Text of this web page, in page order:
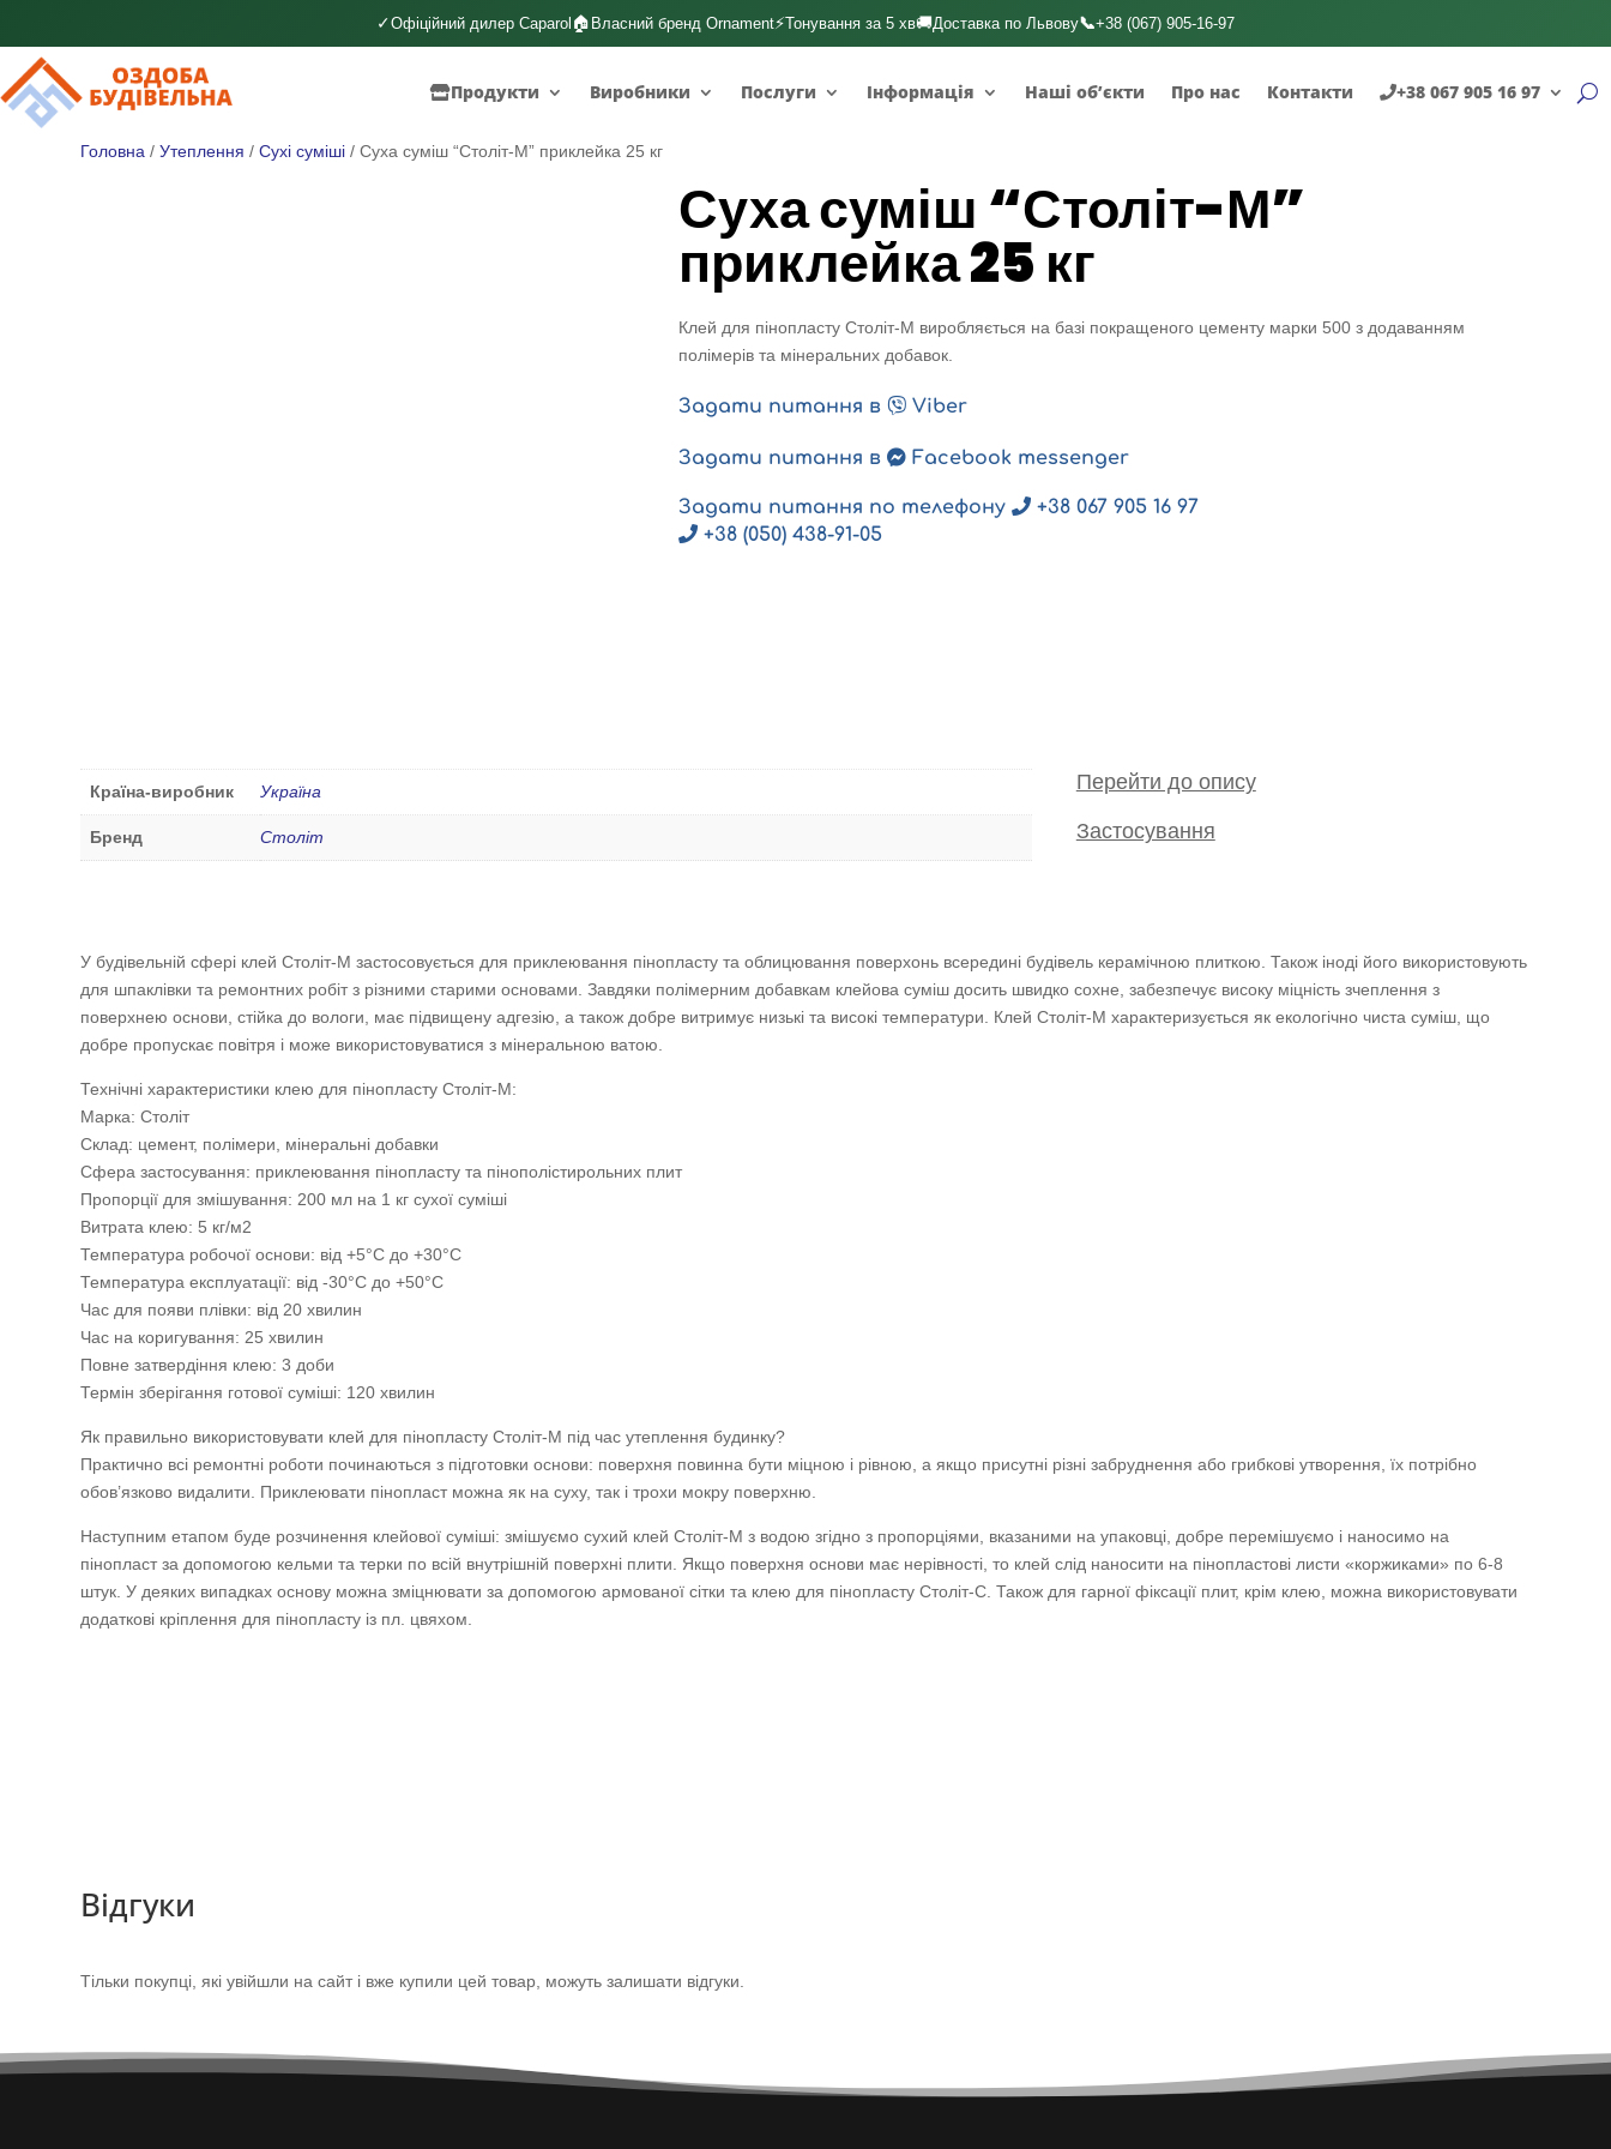
✓Офіційний дилер Caparol 🏠 Власний бренд Ornament⚡Тонування за 5 хв🚚Доставка по Львову📞+38 (067) 905-16-97
Продукти Виробники Послуги Інформація Наші об’єкти Про нас Контакти +38 067 905 16 97
Головна /Утеплення /Сухі суміші / Суха суміш “Століт-М” приклейка 25 кг
Суха суміш “Століт-М”
приклейка 25 кг
Клей для пінопласту Століт-М виробляється на базі покращеного цементу марки 500 з додаванням
полімерів та мінеральних добавок.
Задати питання в Viber
Задати питання в Facebook messenger
Задати питання по телефону
+38 067 905 16 97
+38 (050) 438-91-05
Країна-виробник Україна
Бренд Століт
Перейти до опису
Застосування
У будівельній сфері клей Століт-М застосовується для приклеювання пінопласту та облицювання поверхонь всередині будівель керамічною плиткою. Також іноді його використовують
для шпаклівки та ремонтних робіт з різними старими основами. Завдяки полімерним добавкам клейова суміш досить швидко сохне, забезпечує високу міцність зчеплення з
поверхнею основи, стійка до вологи, має підвищену адгезію, а також добре витримує низькі та високі температури. Клей Століт-М характеризується як екологічно чиста суміш, що
добре пропускає повітря і може використовуватися з мінеральною ватою.
Технічні характеристики клею для пінопласту Століт-М:
Марка: Століт
Склад: цемент, полімери, мінеральні добавки
Сфера застосування: приклеювання пінопласту та пінополістирольних плит
Пропорції для змішування: 200 мл на 1 кг сухої суміші
Витрата клею: 5 кг/м2
Температура робочої основи: від +5°С до +30°С
Температура експлуатації: від -30°С до +50°С
Час для появи плівки: від 20 хвилин
Час на коригування: 25 хвилин
Повне затвердіння клею: 3 доби
Термін зберігання готової суміші: 120 хвилин
Як правильно використовувати клей для пінопласту Століт-М під час утеплення будинку?
Практично всі ремонтні роботи починаються з підготовки основи: поверхня повинна бути міцною і рівною, а якщо присутні різні забруднення або грибкові утворення, їх потрібно
обов’язково видалити. Приклеювати пінопласт можна як на суху, так і трохи мокру поверхню.
Наступним етапом буде розчинення клейової суміші: змішуємо сухий клей Століт-М з водою згідно з пропорціями, вказаними на упаковці, добре перемішуємо і наносимо на
пінопласт за допомогою кельми та терки по всій внутрішній поверхні плити. Якщо поверхня основи має нерівності, то клей слід наносити на пінопластові листи «коржиками» по 6-8
штук. У деяких випадках основу можна зміцнювати за допомогою армованої сітки та клею для пінопласту Століт-С. Також для гарної фіксації плит, крім клею, можна використовувати
додаткові кріплення для пінопласту із пл. цвяхом.
Відгуки
Тільки покупці, які увійшли на сайт і вже купили цей товар, можуть залишати відгуки.